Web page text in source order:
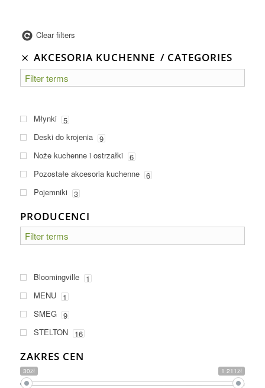
Clear filters
AKCESORIA KUCHENNE CATEGORIES
Młynki
5
Deski do krojenia 9
Noże kuchenne i ostrzałki
6
Pozostałe akcesoria kuchenne 6
Pojemniki
3
PRODUCENCI
Bloomingville 1
MENU 1
SMEG 9
STELTON 16
ZAKRES CEN
30zł 1 211zł